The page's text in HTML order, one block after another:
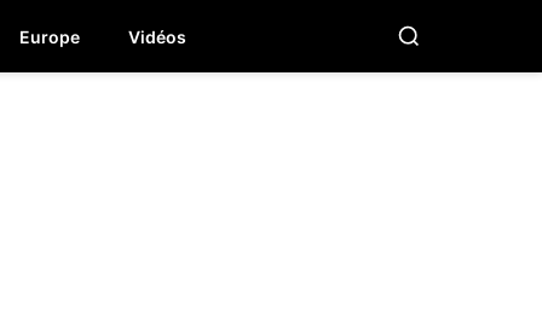
Europe Vidéos